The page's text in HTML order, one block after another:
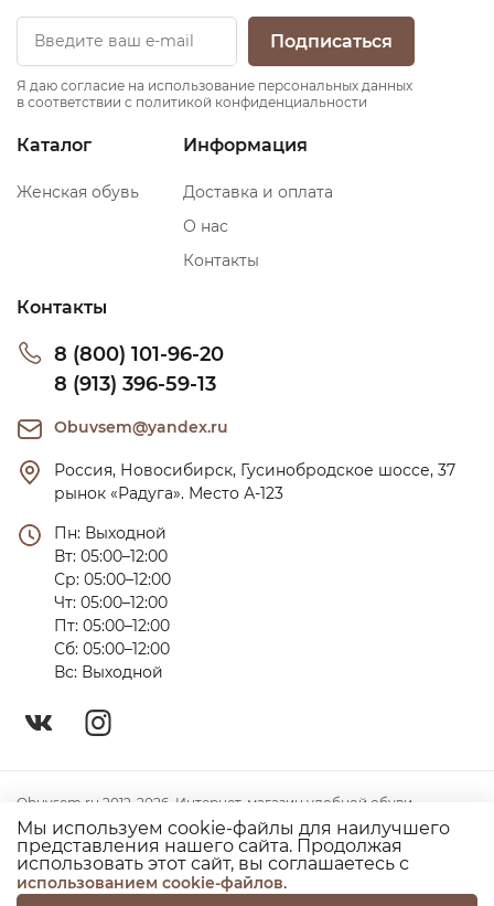
Подписаться
Я даю согласие на использование персональных данных
в соответствии с политикой конфиденциальности
Каталог
Женская обувь
Информация
Доставка и оплата
О нас
Контакты
Контакты
8 (800) 101-96-20
8 (913) 396-59-13
Obuvsem@yandex.ru
Россия, Новосибирск, Гусинобродское шоссе, 37
рынок «Радуга». Место А-123
Пн: Выходной
Вт: 05:00–12:00
Ср: 05:00–12:00
Чт: 05:00–12:00
Пт: 05:00–12:00
Сб: 05:00–12:00
Вс: Выходной
Obuvsem.ru 2012-2026. Интернет-магазин удобной обуви
Политика конфиденциальности
Согласие на использование куки
Мы используем cookie-файлы для наилучшего
представления нашего сайта. Продолжая
использовать этот сайт, вы соглашаетесь с
использованием cookie-файлов.